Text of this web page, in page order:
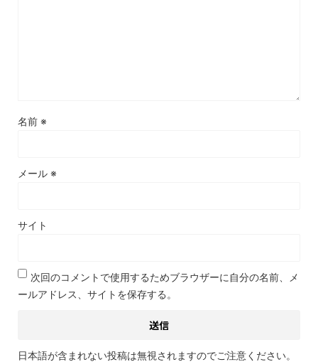
名前 ※
メール ※
サイト
次回のコメントで使用するためブラウザーに自分の名前、メ
ールアドレス、サイトを保存する。
日本語が含まれない投稿は無視されますのでご注意ください。